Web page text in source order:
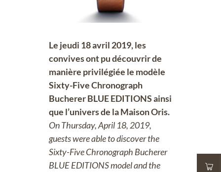
Le jeudi 18 avril 2019, les
convives ont pu découvrir de
manière privilégiée le modèle
Sixty-Five Chronograph
Bucherer BLUE EDITIONS ainsi
que l’univers de la Maison Oris.
On Thursday, April 18, 2019,
guests were able to discover the
Sixty-Five Chronograph Bucherer
BLUE EDITIONS model and the